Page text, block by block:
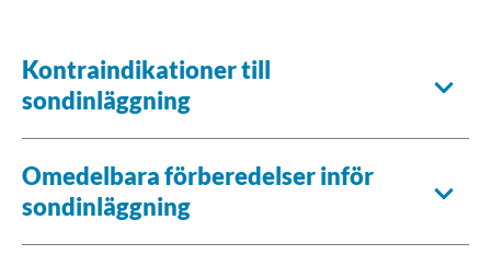
Kontraindikationer till
sondinläggning
Omedelbara förberedelser inför
sondinläggning